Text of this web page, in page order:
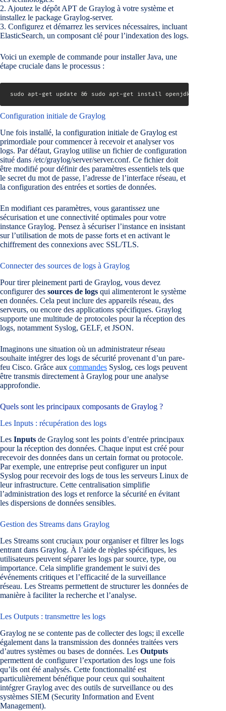
2. Ajoutez le dépôt APT de Graylog à votre système et
installez le package Graylog-server.
3. Configurez et démarrez les services nécessaires, incluant
ElasticSearch, un composant clé pour l’indexation des logs.
Voici un exemple de commande pour installer Java, une
étape cruciale dans le processus :
Configuration initiale de Graylog
Une fois installé, la configuration initiale de Graylog est
primordiale pour commencer à recevoir et analyser vos
logs. Par défaut, Graylog utilise un fichier de configuration
situé dans /etc/graylog/server/server.conf. Ce fichier doit
être modifié pour définir des paramètres essentiels tels que
le secret du mot de passe, l’adresse de l’interface réseau, et
la configuration des entrées et sorties de données.
En modifiant ces paramètres, vous garantissez une
sécurisation et une connectivité optimales pour votre
instance Graylog. Pensez à sécuriser l’instance en insistant
sur l’utilisation de mots de passe forts et en activant le
chiffrement des connexions avec SSL/TLS.
Connecter des sources de logs à Graylog
Pour tirer pleinement parti de Graylog, vous devez
configurer des sources de logs qui alimenteront le système
en données. Cela peut inclure des appareils réseau, des
serveurs, ou encore des applications spécifiques. Graylog
supporte une multitude de protocoles pour la réception des
logs, notamment Syslog, GELF, et JSON.
Imaginons une situation où un administrateur réseau
souhaite intégrer des logs de sécurité provenant d’un pare-
feu Cisco. Grâce aux commandes Syslog, ces logs peuvent
être transmis directement à Graylog pour une analyse
approfondie.
Quels sont les principaux composants de Graylog ?
Les Inputs : récupération des logs
Les Inputs de Graylog sont les points d’entrée principaux
pour la réception des données. Chaque input est créé pour
recevoir des données dans un certain format ou protocole.
Par exemple, une entreprise peut configurer un input
Syslog pour recevoir des logs de tous les serveurs Linux de
leur infrastructure. Cette centralisation simplifie
l’administration des logs et renforce la sécurité en évitant
les dispersions de données sensibles.
Gestion des Streams dans Graylog
Les Streams sont cruciaux pour organiser et filtrer les logs
entrant dans Graylog. À l’aide de règles spécifiques, les
utilisateurs peuvent séparer les logs par source, type, ou
importance. Cela simplifie grandement le suivi des
événements critiques et l’efficacité de la surveillance
réseau. Les Streams permettent de structurer les données de
manière à faciliter la recherche et l’analyse.
Les Outputs : transmettre les logs
Graylog ne se contente pas de collecter des logs; il excelle
également dans la transmission des données traitées vers
d’autres systèmes ou bases de données. Les Outputs
permettent de configurer l’exportation des logs une fois
qu’ils ont été analysés. Cette fonctionnalité est
particulièrement bénéfique pour ceux qui souhaitent
intégrer Graylog avec des outils de surveillance ou des
systèmes SIEM (Security Information and Event
Management).